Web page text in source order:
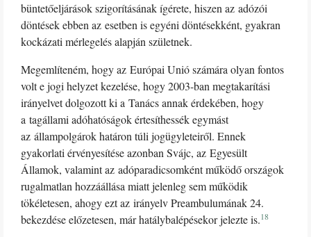
büntetőeljárások szigorításának ígérete, hiszen az adózói
döntések ebben az esetben is egyéni döntésekként, gyakran
kockázati mérlegelés alapján születnek.
Megemlíteném, hogy az Európai Unió számára olyan fontos
volt e jogi helyzet kezelése, hogy 2003-ban megtakarítási
irányelvet dolgozott ki a Tanács annak érdekében, hogy
a tagállami adóhatóságok értesíthessék egymást
az állampolgárok határon túli jogügyleteiről. Ennek
gyakorlati érvényesítése azonban Svájc, az Egyesült
Államok, valamint az adóparadicsomként működő országok
rugalmatlan hozzáállása miatt jelenleg sem működik
tökéletesen, ahogy ezt az irányelv Preambulumának 24.
bekezdése előzetesen, már hatálybalépésekor jelezte is.18